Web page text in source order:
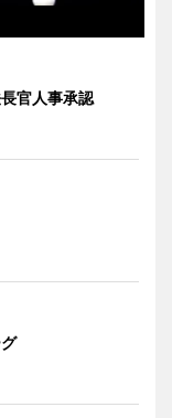
官人事承認